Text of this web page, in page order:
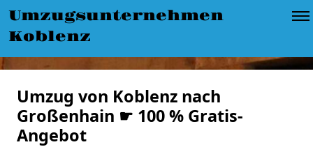
Umzugsunternehmen
Koblenz
Umzug von Koblenz nach
Großenhain ☛ 100 % Gratis-
Angebot